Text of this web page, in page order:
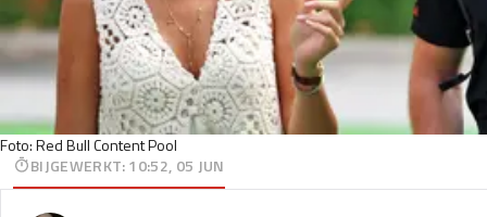
Foto: Red Bull Content Pool
BIJGEWERKT:10:52, 05 JUN